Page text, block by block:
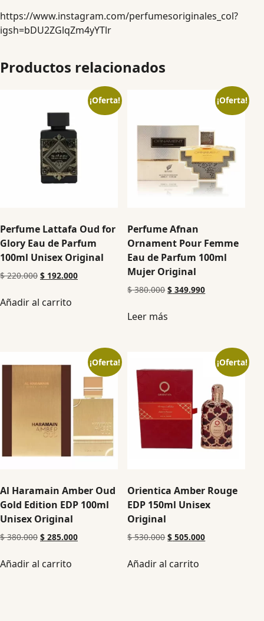
https://www.instagram.com/perfumesoriginales_col?
igsh=bDU2ZGlqZm4yYTlr
Productos relacionados
¡Oferta!
Perfume Lattafa Oud for
Glory Eau de Parfum
100ml Unisex Original
$220.000 $ 192.000
Añadir al carrito
¡Oferta!
Perfume Afnan
Ornament Pour Femme
Eau de Parfum 100ml
Mujer Original
$380.000 $ 349.990
Leer más
¡Oferta!
Al Haramain Amber Oud
Gold Edition EDP 100ml
Unisex Original
$380.000 $ 285.000
Añadir al carrito
¡Oferta!
Orientica Amber Rouge
EDP 150ml Unisex
Original
$530.000 $ 505.000
Añadir al carrito